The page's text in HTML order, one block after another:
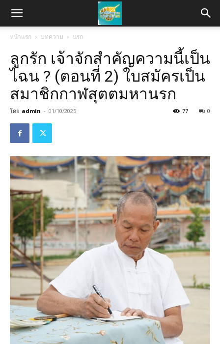
หน้าแรก บทความ นรก
ลูกรัก เจ้าจักสำคัญความนี้เป็น
ไฉน ? (ตอนที่ 2) ใบสมัครเป็น
สมาชิกกาฬสุตตมหานรก
โดย admin - 01/10/2025 0
77